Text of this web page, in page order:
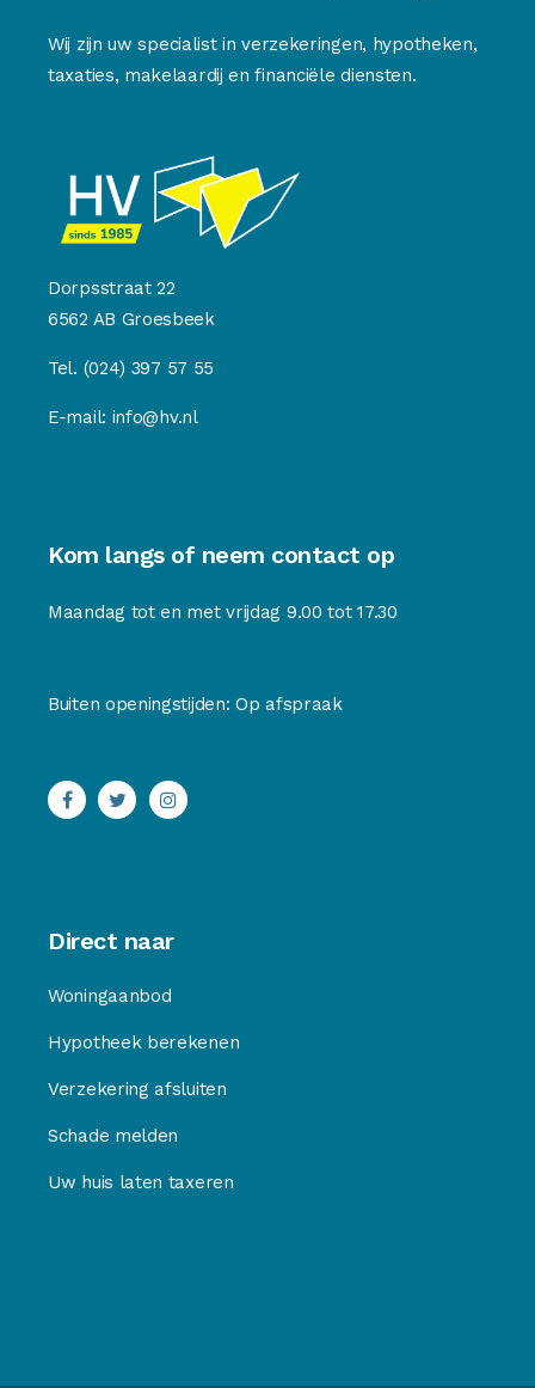
Wij zijn uw specialist in verzekeringen, hypotheken,
taxaties, makelaardij en financiële diensten.
Dorpsstraat 22
6562 AB Groesbeek
Tel. (024) 397 57 55
E-mail: info@hv.nl
Kom langs of neem contact op
Maandag tot en met vrijdag 9.00 tot 17.30
Buiten openingstijden: Op afspraak
Direct naar
Woningaanbod
Hypotheek berekenen
Verzekering afsluiten
Schade melden
Uw huis laten taxeren